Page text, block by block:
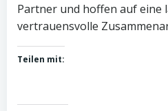
Partner und hoffen auf eine
vertrauensvolle
Teilen mit: